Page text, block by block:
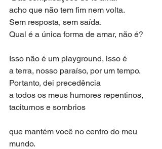
acho que não tem fim nem volta.
Sem resposta, sem saída.
Qual é a única forma de amar, não é?
Isso não é um playground, isso é
a terra, nosso paraíso, por um tempo.
Portanto, dei precedência
a todos os meus humores repentinos,
taciturnos e sombrios
que mantém você no centro do meu
mundo.